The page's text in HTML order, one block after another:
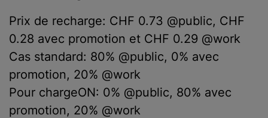
Prix de recharge: CHF 0.73 @public, CHF
0.28 avec promotion et CHF 0.29 @work
Cas standard: 80% @public, 0% avec
promotion, 20% @work
Pour chargeON: 0% @public, 80% avec
promotion, 20% @work